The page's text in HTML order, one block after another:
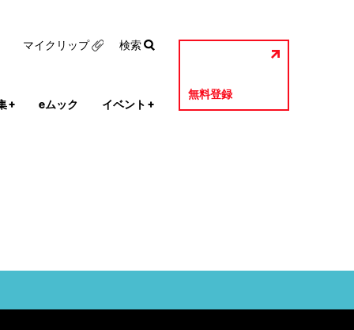
+ eムック イベント +
無料登録
マイクリップ 検索